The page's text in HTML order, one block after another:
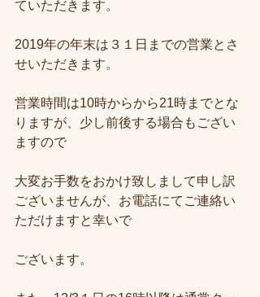
ていただきます。
2019年の年末は３１日までの営業とさ
せいただきます。
営業時間は10時からから21時までとな
りますが、少し前後する場合もござい
ますので
大変お手数をおかけ致しまして申し訳
ございませんが、お電話にてご連絡い
ただけますと幸いで
ございます。